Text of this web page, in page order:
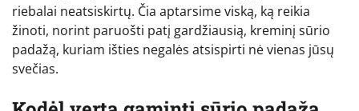
riebalai neatsiskirtų. Čia aptarsime viską, ką reikia
žinoti, norint paruošti patį gardžiausią, kreminį sūrio
padažą, kuriam išties negalės atsispirti nė vienas jūsų
svečias.